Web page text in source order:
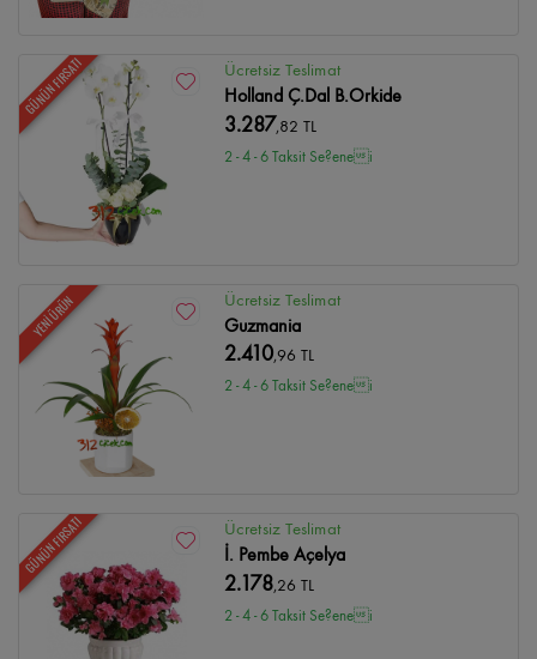
GÜNÜN FIRSATI Ücretsiz Teslimat
Holland Ç.Dal B.Orkide
3.287,82 TL
2 - 4 - 6 Taksit Se?enei
YENİ ÜRÜN Ücretsiz Teslimat
Guzmania
2.410,96 TL
2 - 4 - 6 Taksit Se?enei
GÜNÜN FIRSATI Ücretsiz Teslimat
İ. Pembe Açelya
2.178,26 TL
2 - 4 - 6 Taksit Se?enei